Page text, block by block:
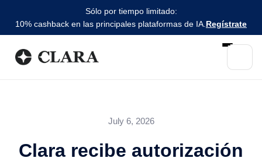
Sólo por tiempo limitado:
10% cashback en las principales plataformas de IA. Regístrate
July 6, 2026
Clara recibe autorización